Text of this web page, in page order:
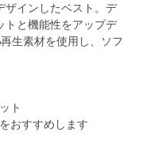
ザインしたベスト。デ
トと機能性をアップデ
生素材を使用し、ソフ
ト
おすすめします